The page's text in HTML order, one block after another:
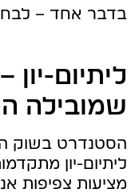
בדבר אחד –
ליתיום-יון
שמובילה
הסטנדרט בשוק
ליתיום-יון
מציעות צפיפות